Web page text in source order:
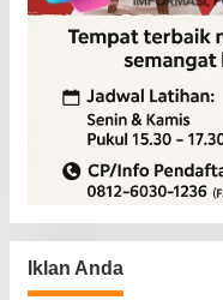
Iklan Anda